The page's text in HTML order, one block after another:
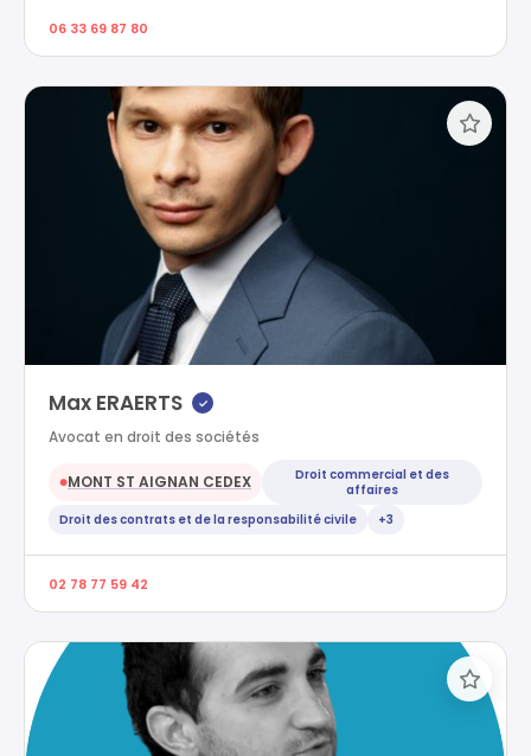
06 33 69 87 80
Max ERAERTS ✓
Avocat en droit des sociétés
●MONT ST AIGNAN CEDEX
Droit commercial et des
affaires
Droit des contrats et de la responsabilité civile
+3
02 78 77 59 42